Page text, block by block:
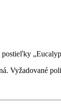
Vyžadované